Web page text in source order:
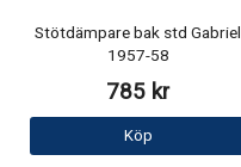
Stötdämpare bak std Gabriel
1957-58
785 kr
Köp